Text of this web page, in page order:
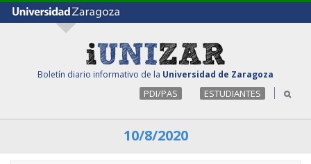
Boletín diario informativo de la Universidad de Zaragoza
PDI/PAS ESTUDIANTES
10/8/2020